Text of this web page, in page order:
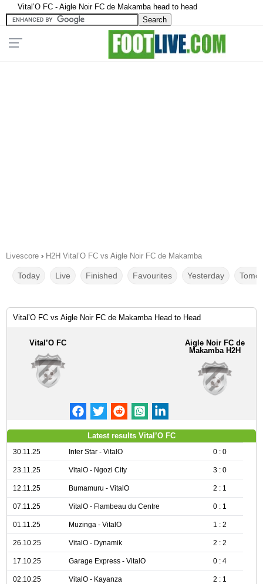
Vital’O FC - Aigle Noir FC de Makamba head to head
Livescore › H2H Vital’O FC vs Aigle Noir FC de Makamba
Today Live Finished Favourites Yesterday
Vital’O FC vs Aigle Noir FC de Makamba Head to Head
Vital’O FC
Aigle Noir FC de
Makamba H2H
Latest results Vital’O FC
30.11.25 Inter Star - VitalO 0 : 0
23.11.25 VitalO - Ngozi City 3 : 0
12.11.25 Bumamuru - VitalO 2 : 1
07.11.25 VitalO - Flambeau du Centre 0 : 1
01.11.25 Muzinga - VitalO 1 : 2
26.10.25 VitalO - Dynamik 2 : 2
17.10.25 Garage Express - VitalO 0 : 4
02.10.25 VitalO - Kayanza 2 : 1